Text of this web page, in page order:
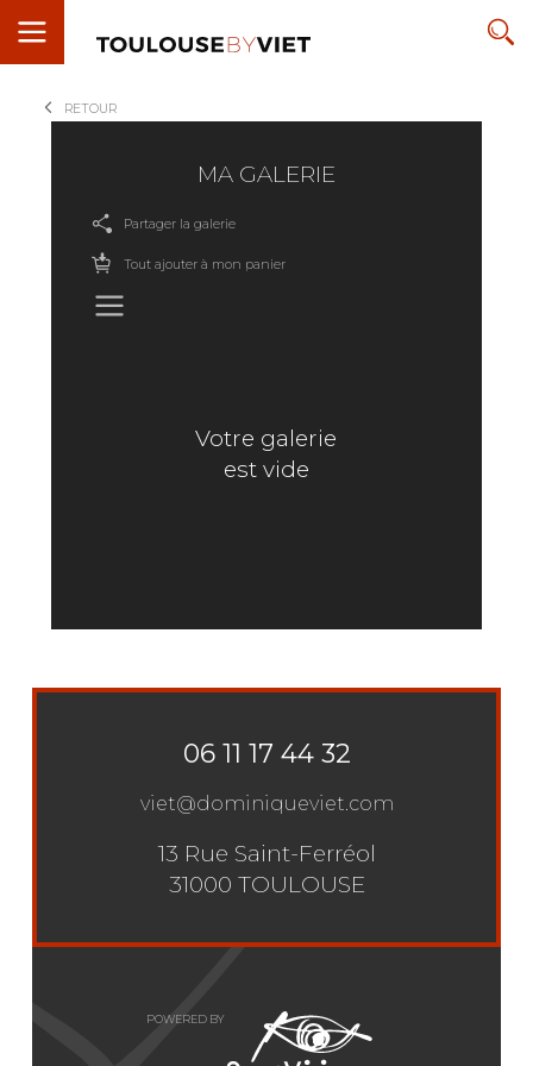
RETOUR
MA GALERIE
Partager la galerie
Tout ajouter à mon panier
Votre galerie
est vide
06 11 17 44 32
viet@dominiqueviet.com
13 Rue Saint-Ferréol
31000 TOULOUSE
POWERED BY